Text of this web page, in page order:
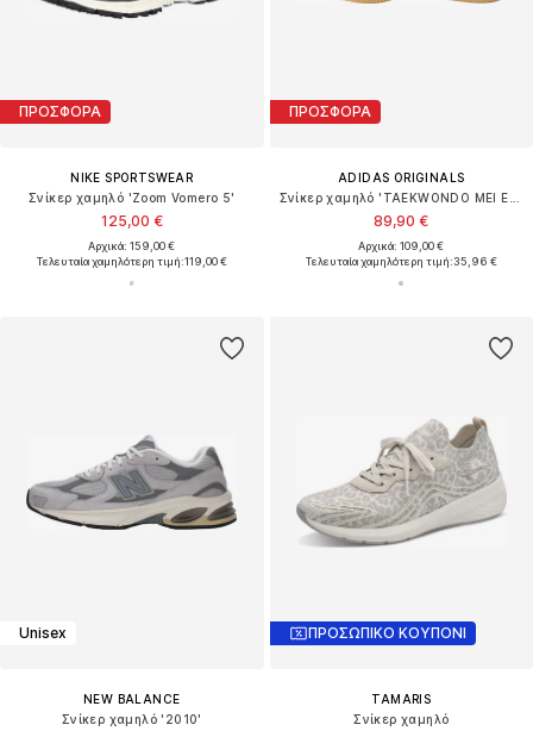
ΠΡΟΣΦΟΡΑ
NIKE SPORTSWEAR
Σνίκερ χαμηλό 'Zoom Vomero 5'
125,00 €
Αρχικά: 159,00 €
Τελευταία χαμηλότερη τιμή:119,00 €
ΠΡΟΣΦΟΡΑ
ADIDAS ORIGINALS
89,90 €
Αρχικά: 109,00 €
Τελευταία χαμηλότερη τιμή:35,96 €
Unisex
NEW BALANCE
Σνίκερ χαμηλό '2010'
ΠΡΟΣΩΠΙΚΟ ΚΟΥΠΟΝΙ
TAMARIS
Σνίκερ χαμηλό